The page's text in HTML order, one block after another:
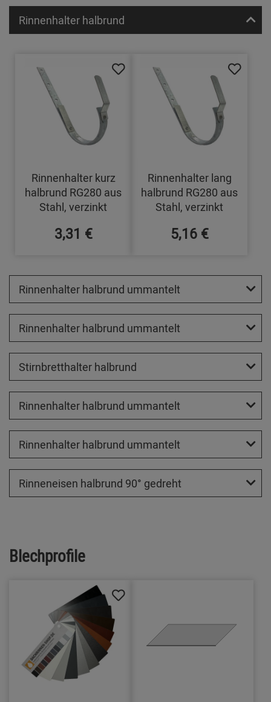
Rinnenhalter halbrund
Rinnenhalter kurz
halbrund RG280 aus
Stahl, verzinkt
3,31 €
Rinnenhalter lang
halbrund RG280 aus
Stahl, verzinkt
5,16 €
Rinnenhalter halbrund ummantelt
Rinnenhalter halbrund ummantelt
Stirnbretthalter halbrund
Rinnenhalter halbrund ummantelt
Rinnenhalter halbrund ummantelt
Rinneneisen halbrund 90° gedreht
Blechprofile